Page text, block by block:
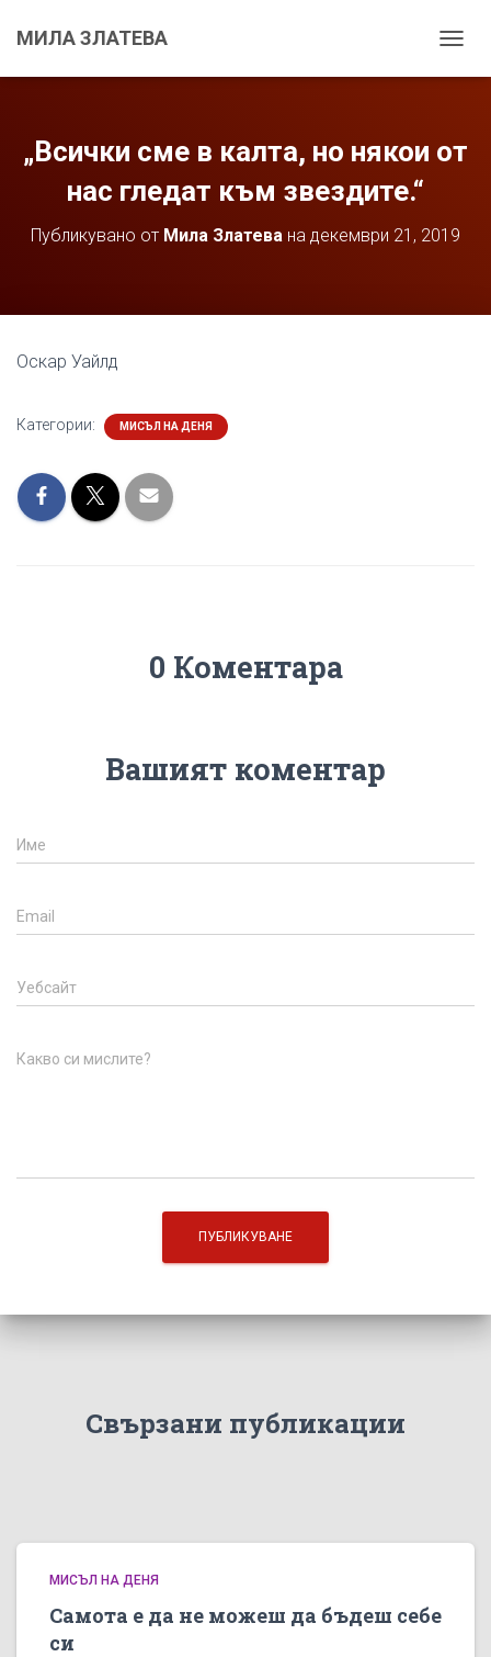
МИЛА ЗЛАТЕВА
Г
Н
Н
„Всички сме в калта, но някои от
нас гледат към звездите.“
Публикувано от Мила Златева на декември 21, 2019
Оскар Уайлд
Категории: МИСЪЛ НА ДЕНЯ
0 Коментара
Вашият коментар
Име
Email
Уебсайт
Какво си мислите?
Свързани публикации
МИСЪЛ НА ДЕНЯ
Самота е да не можеш да бъдеш себе
си